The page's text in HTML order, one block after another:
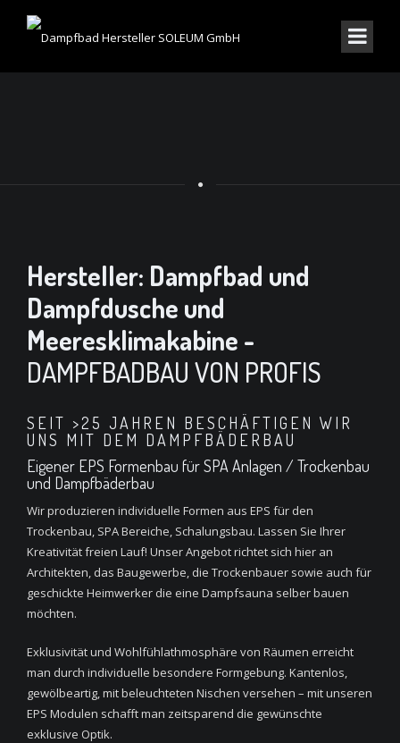
Hersteller: Dampfbad und
Dampfdusche und
Meeresklimakabine -
DAMPFBADBAU VON PROFIS
SEIT >25 JAHREN BESCHÄFTIGEN WIR
UNS MIT DEM DAMPFBÄDERBAU
Eigener EPS Formenbau für SPA Anlagen / Trockenbau
und Dampfbäderbau
Wir produzieren individuelle Formen aus EPS für den
Trockenbau, SPA Bereiche, Schalungsbau. Lassen Sie Ihrer
Kreativität freien Lauf! Unser Angebot richtet sich hier an
Architekten, das Baugewerbe, die Trockenbauer sowie auch für
geschickte Heimwerker die eine Dampfsauna selber bauen
möchten.
Exklusivität und Wohlfühlathmosphäre von Räumen erreicht
man durch individuelle besondere Formgebung. Kantenlos,
gewölbeartig, mit beleuchteten Nischen versehen – mit unseren
EPS Modulen schafft man zeitsparend die gewünschte
exklusive Optik.